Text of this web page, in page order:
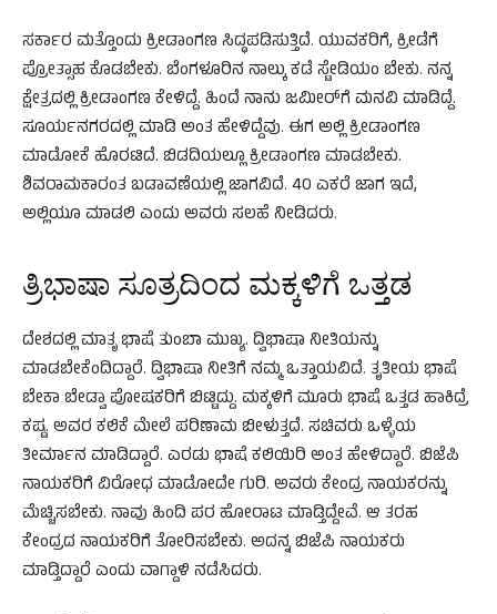
ಸರ್ಕಾರ ಮತ್ತೊಂದು ಕ್ರೀಡಾಂಗಣ ಸಿದ್ಧಪಡಿಸುತ್ತಿದೆ. ಯುವಕರಿಗೆ, ಕ್ರೀಡೆಗೆ
ಪ್ರೋತ್ಸಾಹ ಕೊಡಬೇಕು. ಬೆಂಗಳೂರಿನ ನಾಲ್ಕು ಕಡೆ ಸ್ಟೇಡಿಯಂ ಬೇಕು. ನನ್ನ
ಕ್ಷೇತ್ರದಲ್ಲಿ ಕ್ರೀಡಾಂಗಣ ಕೇಳಿದ್ದೆ. ಹಿಂದೆ ನಾನು ಜಮೀರ್​ಗೆ ಮನವಿ ಮಾಡಿದ್ದೆ.
ಸೂರ್ಯನಗರದಲ್ಲಿ ಮಾಡಿ ಅಂತ ಹೇಳಿದ್ದೆವು. ಈಗ ಅಲ್ಲಿ ಕ್ರೀಡಾಂಗಣ
ಮಾಡೋಕೆ ಹೊರಟಿದೆ. ಬಿಡದಿಯಲ್ಲೂ ಕ್ರೀಡಾಂಗಣ ಮಾಡಬೇಕು.
ಶಿವರಾಮಕಾರಂತ ಬಡಾವಣೆಯಲ್ಲಿ ಜಾಗವಿದೆ. 40 ಎಕರೆ ಜಾಗ ಇದೆ,
ಅಲ್ಲಿಯೂ ಮಾಡಲಿ ಎಂದು ಅವರು ಸಲಹೆ ನೀಡಿದರು.
ತ್ರಿಭಾಷಾ ಸೂತ್ರದಿಂದ ಮಕ್ಕಳಿಗೆ ಒತ್ತಡ
ದೇಶದಲ್ಲಿ ಮಾತೃ ಭಾಷೆ ತುಂಬಾ ಮುಖ್ಯ. ದ್ವಿಭಾಷಾ ನೀತಿಯನ್ನು
ಮಾಡಬೇಕೆಂದಿದ್ದಾರೆ. ದ್ವಿಭಾಷಾ ನೀತಿಗೆ ನಮ್ಮ‌ ಒತ್ತಾಯವಿದೆ. ತೃತೀಯ ಭಾಷೆ
ಬೇಕಾ ಬೇಡ್ವಾ ಪೋಷಕರಿಗೆ ಬಿಟ್ಟಿದ್ದು. ಮಕ್ಕಳಿಗೆ ಮೂರು ಭಾಷೆ ಒತ್ತಡ ಹಾಕಿದ್ರೆ
ಕಷ್ಟ. ಅವರ‌ ಕಲಿಕೆ ಮೇಲೆ ಪರಿಣಾಮ ಬೀಳುತ್ತದೆ. ಸಚಿವರು ಒಳ್ಳೆಯ
ತೀರ್ಮಾನ ಮಾಡಿದ್ದಾರೆ. ಎರಡು ಭಾಷೆ ಕಲಿಯಿರಿ ಅಂತ ಹೇಳಿದ್ದಾರೆ. ಬಿಜೆಪಿ
ನಾಯಕರಿಗೆ ವಿರೋಧ ಮಾಡೋದೇ ಗುರಿ. ಅವರು ಕೇಂದ್ರ ನಾಯಕರನ್ನು
ಮೆಚ್ಚಿಸಬೇಕು. ನಾವು ಹಿಂದಿ ಪರ ಹೋರಾಟ ಮಾಡ್ತಿದ್ದೇವೆ. ಆ ತರಹ
ಕೇಂದ್ರದ ನಾಯಕರಿಗೆ ತೋರಿಸಬೇಕು. ಅದನ್ನ ಬಿಜೆಪಿ ನಾಯಕರು
ಮಾಡ್ತಿದ್ದಾರೆ ಎಂದು ವಾಗ್ದಾಳಿ ನಡೆಸಿದರು.